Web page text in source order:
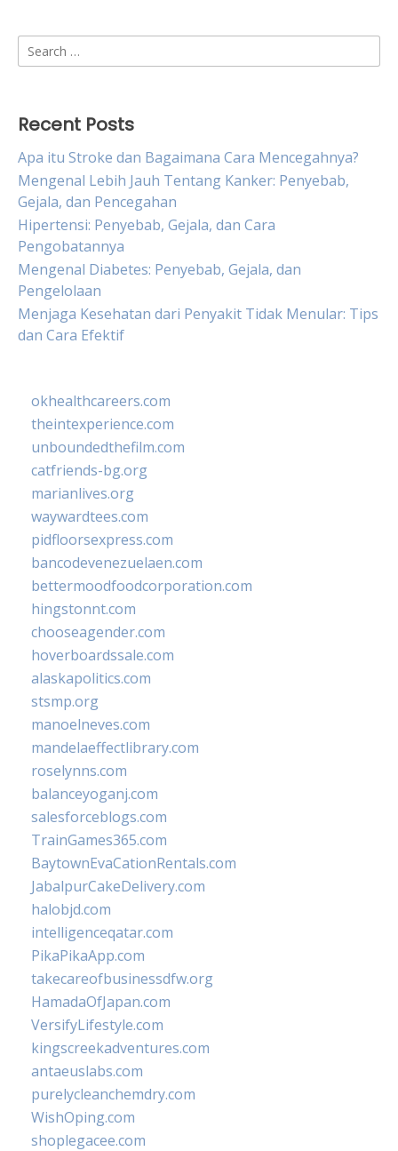
Search
for:
Recent Posts
Apa itu Stroke dan Bagaimana Cara Mencegahnya?
Mengenal Lebih Jauh Tentang Kanker: Penyebab,
Gejala, dan Pencegahan
Hipertensi: Penyebab, Gejala, dan Cara
Pengobatannya
Mengenal Diabetes: Penyebab, Gejala, dan
Pengelolaan
Menjaga Kesehatan dari Penyakit Tidak Menular: Tips
dan Cara Efektif
okhealthcareers.com
theintexperience.com
unboundedthefilm.com
catfriends-bg.org
marianlives.org
waywardtees.com
pidfloorsexpress.com
bancodevenezuelaen.com
bettermoodfoodcorporation.com
hingstonnt.com
chooseagender.com
hoverboardssale.com
alaskapolitics.com
stsmp.org
manoelneves.com
mandelaeffectlibrary.com
roselynns.com
balanceyoganj.com
salesforceblogs.com
TrainGames365.com
BaytownEvaCationRentals.com
JabalpurCakeDelivery.com
halobjd.com
intelligenceqatar.com
PikaPikaApp.com
takecareofbusinessdfw.org
HamadaOfJapan.com
VersifyLifestyle.com
kingscreekadventures.com
antaeuslabs.com
purelycleanchemdry.com
WishOping.com
shoplegacee.com